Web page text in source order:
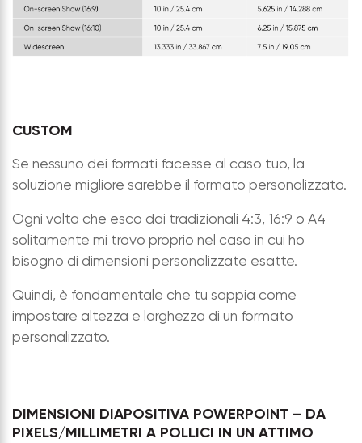
CUSTOM
Se nessuno dei formati facesse al caso tuo, la
soluzione migliore sarebbe il formato personalizzato.
Ogni volta che esco dai tradizionali 4:3, 16:9 o A4
solitamente mi trovo proprio nel caso in cui ho
bisogno di dimensioni personalizzate esatte.
Quindi, è fondamentale che tu sappia come
impostare altezza e larghezza di un formato
personalizzato.
DIMENSIONI DIAPOSITIVA POWERPOINT – DA
PIXELS/MILLIMETRI A POLLICI IN UN ATTIMO